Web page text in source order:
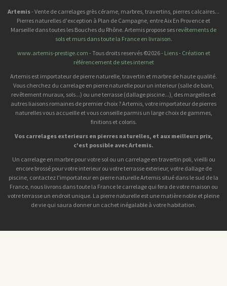
Artemis- Vente de carrelages grès cérame, marbres, travertins, pierres calcaires...
Pierres naturelles d'exception à Plan de Campagne, entre Aix En Provence et
Marseille dans toutes les Bouches du Rhône. Artemis propose ses revêtements de
sols et murs dans toute la France en livraison.
www.artemis-prestige.com - Tous droits reservés ©2026 - Liens- Création et
référencement de sites internet
Artemis est importateur de pierre naturelle, travertin et marbre de haute qualité.
Vous cherchez du carrelage en pierre naturelle pour un interieur (salle de bain,
revêtement muraux, sols...) ou une terrasse (dallage piscine...), des margelles et
autres liaisons romaines de premier choix ? Artemis, votre importateur de pierres
naturelles vous accueille et vous conseille parmis un large choix de gammes,
finitions et coloris.
Vos carrelages exterieurs en pierres naturelles, et aux meilleurs prix,
c'est possible avec Artemis.
Un carrelage en marbre pour votre sol ou un carrelage en travertin poli, vieilli ou
encore brossé pour votre interieur ou votre terrasse exterieur, votre dallage de
piscine, contactez l'importateur en pierre naturelle Artemis situé dans le sud de la
France, nous livrons dans toute la France le carrelage qui fera de votre maison ou
votre terrasse un endroit unique. La pierre naturelle est une matière noble et pleine
de vie qui saura donner un cachet inégalable à votre habitation.